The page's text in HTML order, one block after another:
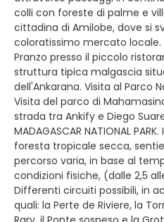
colli con foreste di palme e
cittadina di Amilobe, dove si
coloratissimo mercato locale.
Pranzo presso il piccolo
struttura tipica malgascia
dell'Ankarana. Visita al Parco
Visita del parco di
strada tra Ankify e Diego
MADAGASCAR NATIONAL
foresta tropicale secca,
percorso varia, in base al
condizioni fisiche, (dalle 2,5
Differenti circuiti possibili, in
quali: la Perte de Riviere, la